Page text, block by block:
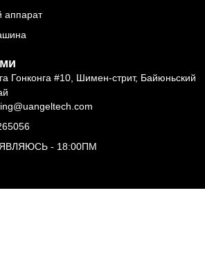
аппарат
Гонконга #10, Шимен-стрит, Байюньский
- 18:00ПМ